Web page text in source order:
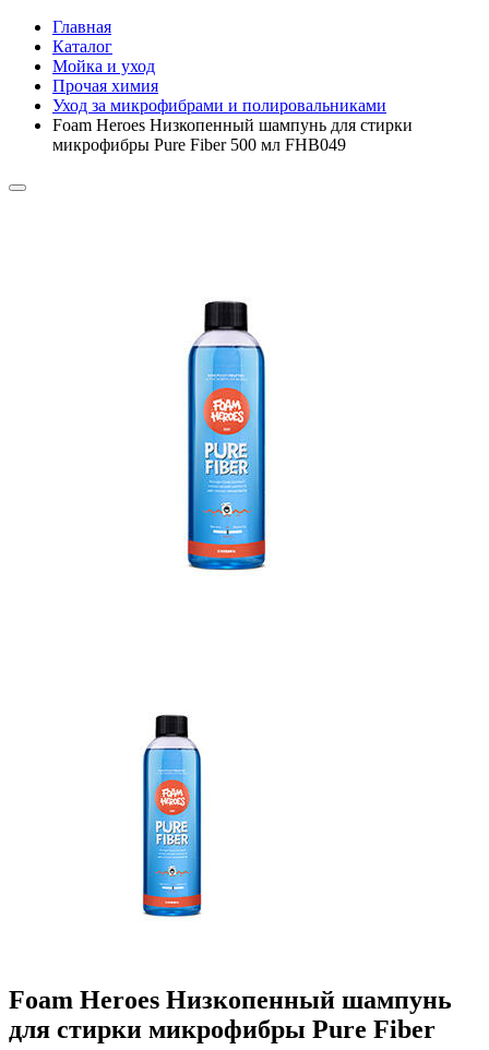
Главная
Каталог
Мойка и уход
Прочая химия
Уход за микрофибрами и полировальниками
Foam Heroes Низкопенный шампунь для стирки
микрофибры Pure Fiber 500 мл FHB049
Foam Heroes Низкопенный шампунь
для стирки микрофибры Pure Fiber